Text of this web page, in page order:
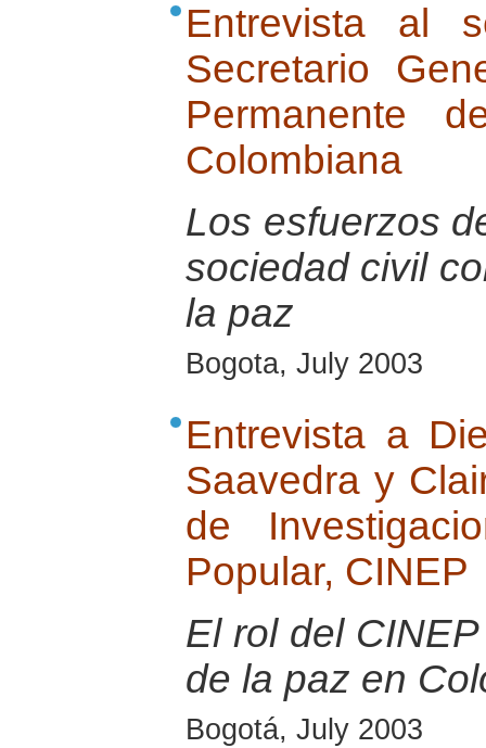
Entrevista al
Secretario
Permanente
Colombiana
Los esfuerzos
sociedad civil
la paz
Bogota, July 2003
Entrevista a
Saavedra y
de
Popular, CINEP
El rol del
de la paz en
Bogotá, July 2003